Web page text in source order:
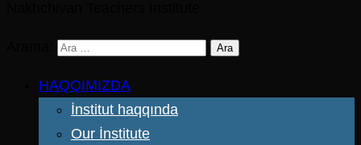
HAQQIMIZDA
İnstitut haqqında
Our İnstitute